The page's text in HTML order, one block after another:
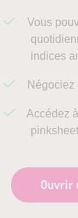
Vous
indices
Négociez
Accédez
Ouvrir